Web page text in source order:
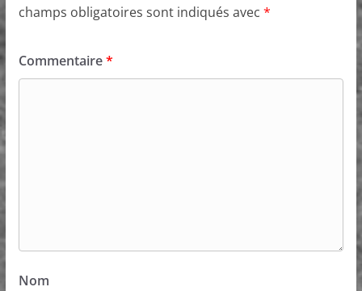
champs obligatoires sont indiqués avec *
Commentaire*
Nom